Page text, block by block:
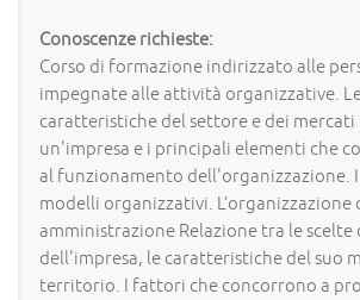
Conoscenze richieste:
Corso di formazione indirizzato alle
impegnate alle attività organizzative.
caratteristiche del settore e dei mercati
un'impresa e i principali elementi che
al funzionamento dell'organizzazione.
modelli organizzativi. L’organizzazione
amministrazione Relazione tra le
dell'impresa, le caratteristiche del suo
territorio. I fattori che concorrono a